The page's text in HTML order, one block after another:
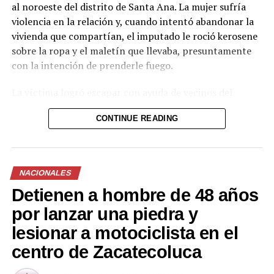
al noroeste del distrito de Santa Ana. La mujer sufría
violencia en la relación y, cuando intentó abandonar la
vivienda que compartían, el imputado le roció kerosene
sobre la ropa y el maletín que llevaba, presuntamente
con la intención de prenderle fuego.
sector e interpuso la denuncia ante la Policía Nacional
Civil, que capturó al hombre en flagrancia. El kerosene
comúnmente usado como combustible.
El Juzgado decretó instrucción formal con detención
provisional y otorgó un plazo de siete meses para la
etapa de investigación. Durante este período se
continuarán las diligencias correspondientes.
El caso se enmarca en las acciones judiciales contra la
CONTINUE READING
NACIONALES
Detienen a hombre de 48 años
por lanzar una piedra y
lesionar a motociclista en el
centro de Zacatecoluca